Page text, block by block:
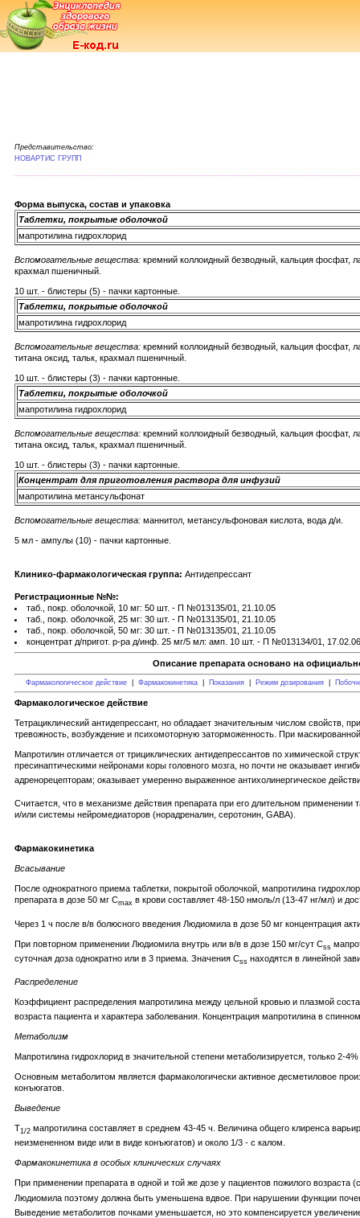
Представительство:
НОВАРТИС ГРУПП
Форма выпуска, состав и упаковка
Таблетки, покрытые оболочкой
мапротилина гидрохлорид
Вспомогательные вещества: кремний коллоидный безводный, кальция фосфат,
крахмал пшеничный.
10 шт. - блистеры (5) - пачки картонные.
Таблетки, покрытые оболочкой
мапротилина гидрохлорид
Вспомогательные вещества: кремний коллоидный безводный, кальция фосфат,
титана оксид, тальк, крахмал пшеничный.
10 шт. - блистеры (3) - пачки картонные.
Таблетки, покрытые оболочкой
мапротилина гидрохлорид
Вспомогательные вещества: кремний коллоидный безводный, кальция фосфат,
титана оксид, тальк, крахмал пшеничный.
10 шт. - блистеры (3) - пачки картонные.
Концентрат для приготовления раствора для инфузий
мапротилина метансульфонат
Вспомогательные вещества: маннитол, метансульфоновая кислота, вода д/и.
5 мл - ампулы (10) - пачки картонные.
Клинико-фармакологическая группа: Антидепрессант
Регистрационные №№:
таб., покр. оболочкой, 10 мг: 50 шт. - П №013135/01, 21.10.05
таб., покр. оболочкой, 25 мг: 30 шт. - П №013135/01, 21.10.05
таб., покр. оболочкой, 50 мг: 30 шт. - П №013135/01, 21.10.05
концентрат д/пригот. р-ра д/инф. 25 мг/5 мл: амп. 10 шт. - П №013134/01, 17.02.06
Описание препарата основано на
Фармакологическое действие| Фармакокинетика| Показания| Режим дозирования|
Фармакологическое действие
Тетрациклический антидепрессант, но обладает значительным числом свойств,
тревожность, возбуждение и психомоторную заторможенность. При
Мапротилин отличается от трициклических антидепрессантов по химической
пресинаптическими нейронами коры головного мозга, но почти не оказывает
адренорецепторам; оказывает умеренно выраженное антихолинергическое
Считается, что в механизме действия препарата при его длительном
и/или системы нейромедиаторов (норадреналин, серотонин, GABA).
Фармакокинетика
Всасывание
После однократного приема таблетки, покрытой оболочкой, мапротилина
препарата в дозе 50 мг Cmax в крови составляет 48-150 нмоль/л (13-47 нг/мл) и
Через 1 ч после в/в болюсного введения Людиомила в дозе 50 мг концентрация
При повторном применении Людиомила внутрь или в/в в дозе 150 мг/сут Css
суточная доза однократно или в 3 приема. Значения Css находятся в линейной
Распределение
Коэффициент распределения мапротилина между цельной кровью и плазмой
возраста пациента и характера заболевания. Концентрация мапротилина в
Метаболизм
Мапротилина гидрохлорид в значительной степени метаболизируется, только 2-
Основным метаболитом является фармакологически активное десметиловое
конъюгатов.
Выведение
T1/2 мапротилина составляет в среднем 43-45 ч. Величина общего клиренса
неизмененном виде или в виде конъюгатов) и около 1/3 - с калом.
Фармакокинетика в особых клинических случаях
При применении препарата в одной и той же дозе у пациентов пожилого возраста
Людиомила поэтому должна быть уменьшена вдвое. При нарушении функции
Выведение метаболитов почками уменьшается, но это компенсируется